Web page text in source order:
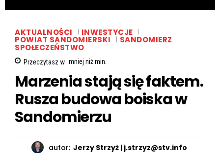
AKTUALNOŚCI INWESTYCJE
POWIAT SANDOMIERSKI SANDOMIERZ
SPOŁECZEŃSTWO
Przeczytasz w mniej niżmin.
Marzenia stają się faktem.
Rusza budowa boiska w
Sandomierzu
autor: Jerzy Strzyż | j.strzyz@stv.info